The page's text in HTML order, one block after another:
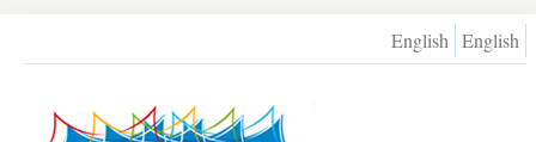
English English